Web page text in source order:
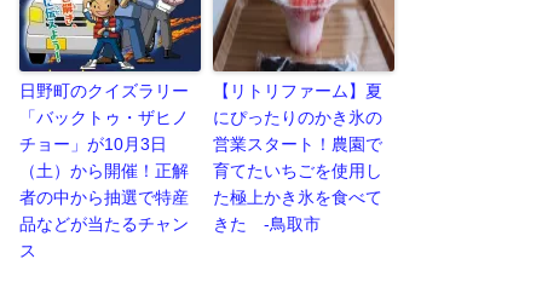
日野町のクイズラリー
「バックトゥ・ザヒノ
チョー」が10月3日
（土）から開催！正解
者の中から抽選で特産
品などが当たるチャン
ス
【リトリファーム】夏
にぴったりのかき氷の
営業スタート！農園で
育てたいちごを使用し
た極上かき氷を食べて
きた -鳥取市